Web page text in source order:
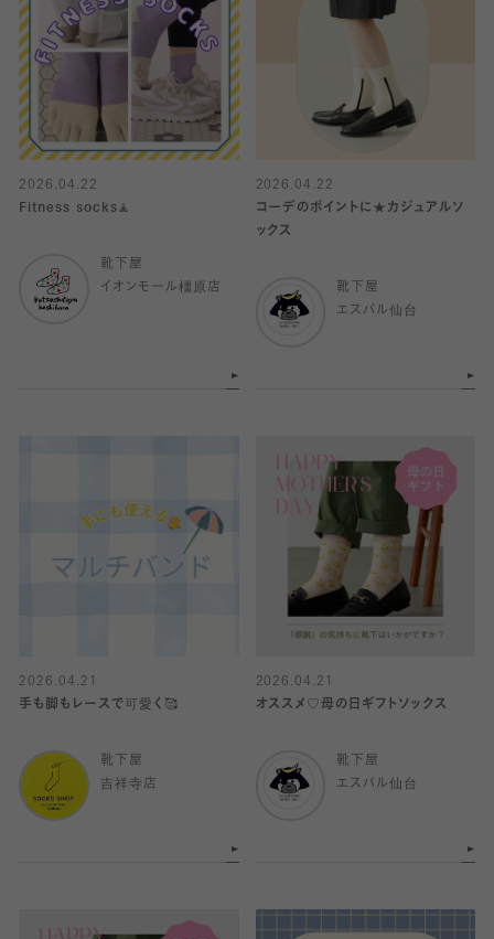
2026.04.22
Fitness socks🧘
靴下屋
イオンモール橿原店
2026.04.22
コーデのポイントに★カジュアルソ
ックス
靴下屋
エスパル仙台
2026.04.21
手も脚もレースで可愛く🥰
靴下屋
吉祥寺店
2026.04.21
オススメ♡母の日ギフトソックス
靴下屋
エスパル仙台